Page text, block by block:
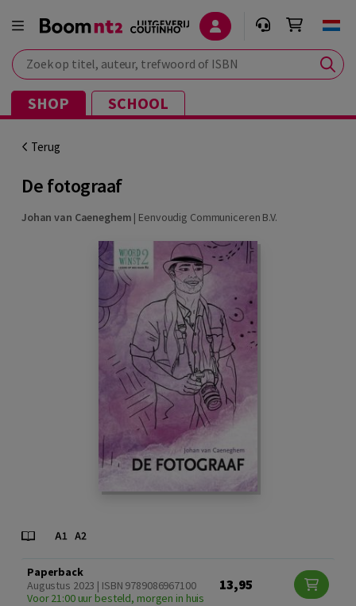
Zoek op titel, auteur, trefwoord of ISBN
SHOP SCHOOL
Terug
De fotograaf
Johan van Caeneghem | Eenvoudig Communiceren B.V.
Paperback
Augustus 2023 | ISBN 9789086967100
Voor 21:00 uur besteld, morgen in huis
13,95